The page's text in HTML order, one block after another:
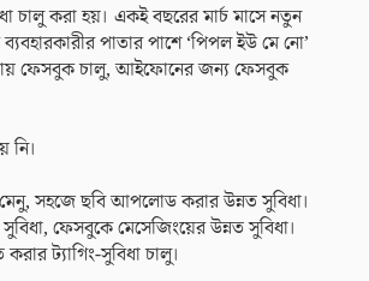
চালু করা হয়। একই বছরের মার্চ মাসে নতুন
পাতার পাশে ‘পিপল ইউ মে নো’
ফেসবুক চালু, আইফোনের জন্য ফেসবুক
নি।
সহজে ছবি আপলোড করার উন্নত সুবিধা।
ফেসবুকে মেসেজিংয়ের উন্নত সুবিধা।
ট্যাগিং-সুবিধা চালু।